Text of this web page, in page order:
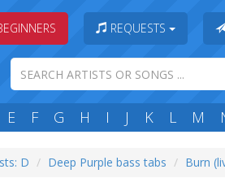
REQUESTS
E F G H I J K L M
D Deep Purple bass tabs Burn